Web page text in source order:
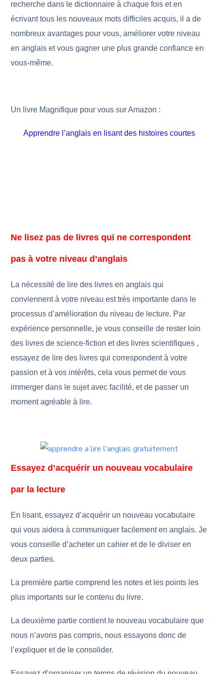
recherche dans le dictionnaire à chaque fois et en
écrivant tous les nouveaux mots difficiles acquis, il a de
nombreux avantages pour vous, améliorer votre niveau
en anglais et vous gagner une plus grande confiance en
vous-même.
Un livre Magnifique pour vous sur Amazon :
Apprendre l’anglais en lisant des histoires courtes
Ne lisez pas de livres qui ne correspondent
pas à votre niveau d’anglais
La nécessité de lire des livres en anglais qui
conviennent à votre niveau est très importante dans le
processus d’amélioration du niveau de lecture. Par
expérience personnelle, je vous conseille de rester loin
des livres de science-fiction et des livres scientifiques ,
essayez de lire des livres qui correspondent à votre
passion et à vos intérêts, cela vous permet de vous
immerger dans le sujet avec facilité, et de passer un
moment agréable à lire.
Essayez d’acquérir un nouveau vocabulaire
par la lecture
En lisant, essayez d’acquérir un nouveau vocabulaire
qui vous aidera à communiquer facilement en anglais. Je
vous conseille d’acheter un cahier et de le diviser en
deux parties.
La première partie comprend les notes et les points les
plus importants sur le contenu du livre.
La deuxième partie contient le nouveau vocabulaire que
nous n’avons pas compris, nous essayons donc de
l’expliquer et de le consolider.